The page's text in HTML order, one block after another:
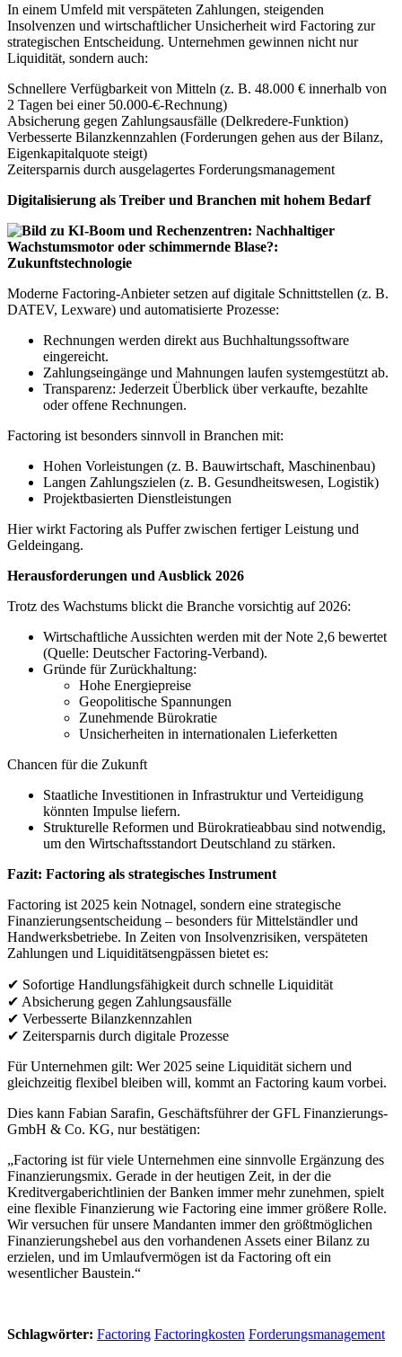
In einem Umfeld mit verspäteten Zahlungen, steigenden
Insolvenzen und wirtschaftlicher Unsicherheit wird Factoring zur
strategischen Entscheidung. Unternehmen gewinnen nicht nur
Liquidität, sondern auch:
Schnellere Verfügbarkeit von Mitteln (z. B. 48.000 € innerhalb von
2 Tagen bei einer 50.000-€-Rechnung)
Absicherung gegen Zahlungsausfälle (Delkredere-Funktion)
Verbesserte Bilanzkennzahlen (Forderungen gehen aus der Bilanz,
Eigenkapitalquote steigt)
Zeitersparnis durch ausgelagertes Forderungsmanagement
Digitalisierung als Treiber und Branchen mit hohem Bedarf
Moderne Factoring-Anbieter setzen auf digitale Schnittstellen (z. B.
DATEV, Lexware) und automatisierte Prozesse:
Rechnungen werden direkt aus Buchhaltungssoftware
eingereicht.
Zahlungseingänge und Mahnungen laufen systemgestützt ab.
Transparenz: Jederzeit Überblick über verkaufte, bezahlte
oder offene Rechnungen.
Factoring ist besonders sinnvoll in Branchen mit:
Hohen Vorleistungen (z. B. Bauwirtschaft, Maschinenbau)
Langen Zahlungszielen (z. B. Gesundheitswesen, Logistik)
Projektbasierten Dienstleistungen
Hier wirkt Factoring als Puffer zwischen fertiger Leistung und
Geldeingang.
Herausforderungen und Ausblick 2026
Trotz des Wachstums blickt die Branche vorsichtig auf 2026:
Wirtschaftliche Aussichten werden mit der Note 2,6 bewertet
(Quelle: Deutscher Factoring-Verband).
Gründe für Zurückhaltung:
Hohe Energiepreise
Geopolitische Spannungen
Zunehmende Bürokratie
Unsicherheiten in internationalen Lieferketten
Chancen für die Zukunft
Staatliche Investitionen in Infrastruktur und Verteidigung
könnten Impulse liefern.
Strukturelle Reformen und Bürokratieabbau sind notwendig,
um den Wirtschaftsstandort Deutschland zu stärken.
Fazit: Factoring als strategisches Instrument
Factoring ist 2025 kein Notnagel, sondern eine strategische
Finanzierungsentscheidung – besonders für Mittelständler und
Handwerksbetriebe. In Zeiten von Insolvenzrisiken, verspäteten
Zahlungen und Liquiditätsengpässen bietet es:
✔ Sofortige Handlungsfähigkeit durch schnelle Liquidität
✔ Absicherung gegen Zahlungsausfälle
✔ Verbesserte Bilanzkennzahlen
✔ Zeitersparnis durch digitale Prozesse
Für Unternehmen gilt: Wer 2025 seine Liquidität sichern und
gleichzeitig flexibel bleiben will, kommt an Factoring kaum vorbei.
Dies kann Fabian Sarafin, Geschäftsführer der GFL Finanzierungs-
GmbH & Co. KG, nur bestätigen:
„Factoring ist für viele Unternehmen eine sinnvolle Ergänzung des
Finanzierungsmix. Gerade in der heutigen Zeit, in der die
Kreditvergaberichtlinien der Banken immer mehr zunehmen, spielt
eine flexible Finanzierung wie Factoring eine immer größere Rolle.
Wir versuchen für unsere Mandanten immer den größtmöglichen
Finanzierungshebel aus den vorhandenen Assets einer Bilanz zu
erzielen, und im Umlaufvermögen ist da Factoring oft ein
wesentlicher Baustein.“
Schlagwörter: Factoring Factoringkosten Forderungsmanagement